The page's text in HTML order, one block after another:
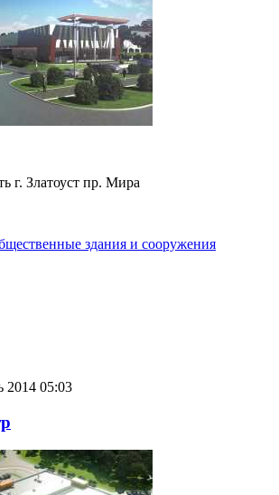
г. Златоуст пр. Мира
здания и сооружения
2014 05:03